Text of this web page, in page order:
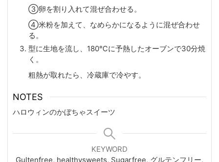
③卵を割り入れて混ぜ合わせる。
④米粉を加えて、なめらかになるように混ぜ合わせ
る。
型に生地を流し、180℃に予熱したオーブンで30分焼
く。
粗熱が取れたら、冷蔵庫で冷やす。
NOTES
ハロウィンのかぼちゃスイーツ
KEYWORD
Gultenfree, healthysweets, Sugarfree, グルテンフリー,